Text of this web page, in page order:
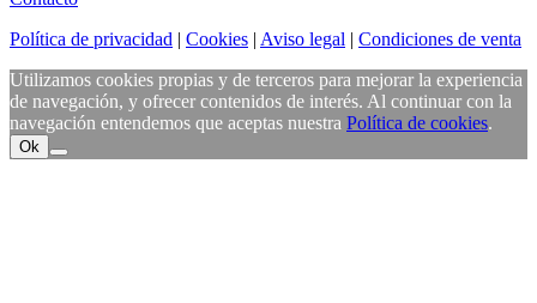
Política de privacidad | Cookies | Aviso legal | Condiciones de venta
Utilizamos cookies propias y de terceros para mejorar la experiencia
de navegación, y ofrecer contenidos de interés. Al continuar con la
navegación entendemos que aceptas nuestra Política de cookies.
Ok